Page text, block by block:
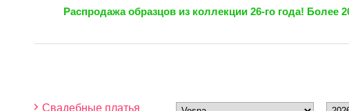
Распродажа образцов из коллекции 26-го года! Более
Свадебные платья